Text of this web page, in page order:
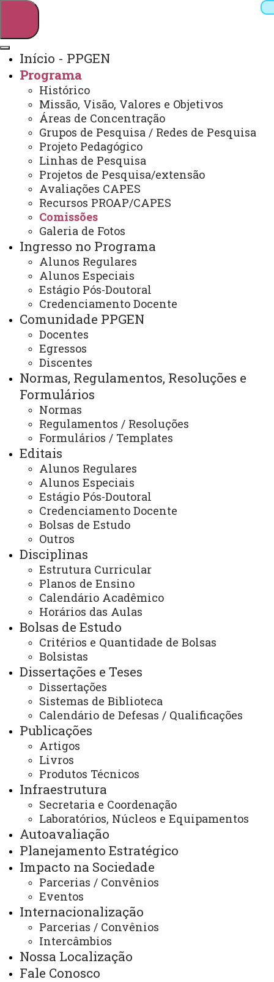
Webmail Sistemas
Telefones
Arquivo Virtual
Campus
Início - PPGEN
Programa
Histórico
Missão, Visão, Valores e Objetivos
Áreas de Concentração
Grupos de Pesquisa / Redes de Pesquisa
Projeto Pedagógico
Linhas de Pesquisa
Projetos de Pesquisa/extensão
Avaliações CAPES
Recursos PROAP/CAPES
Comissões
Galeria de Fotos
Ingresso no Programa
Alunos Regulares
Alunos Especiais
Estágio Pós-Doutoral
Credenciamento Docente
Comunidade PPGEN
Docentes
Egressos
Discentes
Normas, Regulamentos, Resoluções e
Formulários
Normas
Regulamentos / Resoluções
Formulários / Templates
Editais
Alunos Regulares
Alunos Especiais
Estágio Pós-Doutoral
Credenciamento Docente
Bolsas de Estudo
Outros
Disciplinas
Estrutura Curricular
Planos de Ensino
Calendário Acadêmico
Horários das Aulas
Bolsas de Estudo
Critérios e Quantidade de Bolsas
Bolsistas
Dissertações e Teses
Dissertações
Sistemas de Biblioteca
Calendário de Defesas / Qualificações
Publicações
Artigos
Livros
Produtos Técnicos
Infraestrutura
Secretaria e Coordenação
Laboratórios, Núcleos e Equipamentos
Autoavaliação
Planejamento Estratégico
Impacto na Sociedade
Parcerias / Convênios
Eventos
Internacionalização
Parcerias / Convênios
Intercâmbios
Nossa Localização
Fale Conosco
Mestrado em Ensino
Comissões
ATUALIZAÇÃO MAIS RECENTE: 09 DE DEZEMBRO
DE 2024
ACESSOS: 671
/ (45) 3576-8188 Whatsapp
Horários de Atendimento:
Segunda à sexta
E-mail:
foz.mestradoppgen@unioeste.br
foz.mestradoppgen@gmail.com
Você está aqui:Unioeste
PPGEN - Pós Graduação em Mestrado em Ensino -
Foz do Iguaçu
Programa
Comissões
ACESSE
Acesso Restrito (Editores do Portal)
Arquivo Virtual
Bibliotecas
Identidade Visual
Mapa do Site
Ouvidoria
Portal Office 365
Sistemas
Telefones
Webmail
REITORIA
Secretaria Geral
Gabinete Reitoria